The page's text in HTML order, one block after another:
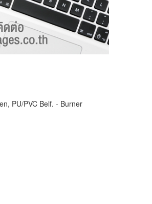
PU/PVC Belf. - Burner